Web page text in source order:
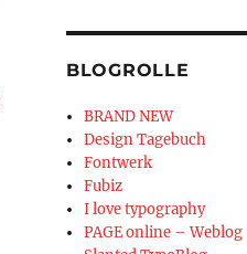
BLOGROLLE
BRAND NEW
Design Tagebuch
Fontwerk
Fubiz
I love typography
PAGE online – Weblog